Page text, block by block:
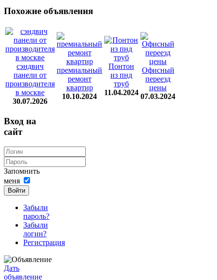
Похожие объявления
сэндвич
панели от
производителя
в москве
30.07.2026
премиальный
ремонт
квартир
10.10.2024
Понтон
из пнд
труб
11.04.2024
Офисный
переезд
цены
07.03.2024
Вход на
сайт
Запомнить
меня
Войти
Забыли
пароль?
Забыли
логин?
Регистрация
Дать
объявление